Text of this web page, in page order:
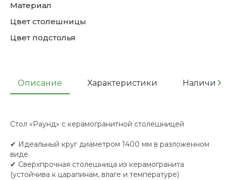
Материал
Цвет столешницы
Цвет подстолья
Описание Характеристики Наличие
Стол «Раунд» с керамогранитной столешницей
✔ Идеальный круг диаметром 1400 мм в разложенном
виде
✔ Сверхпрочная столешница из керамогранита
(устойчива к царапинам, влаге и температуре)